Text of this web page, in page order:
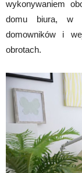
wykonywaniem
domu biura, w
domowników i
obrotach.